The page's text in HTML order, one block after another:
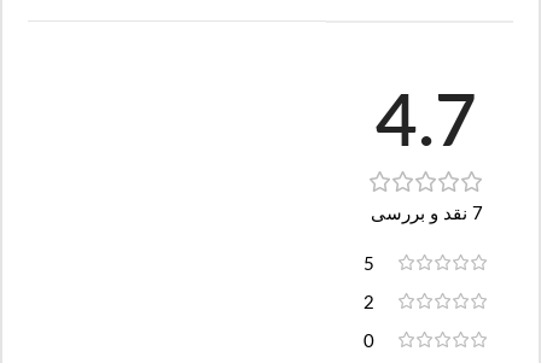
4.7
7 نقد و بررسی
5
2
0